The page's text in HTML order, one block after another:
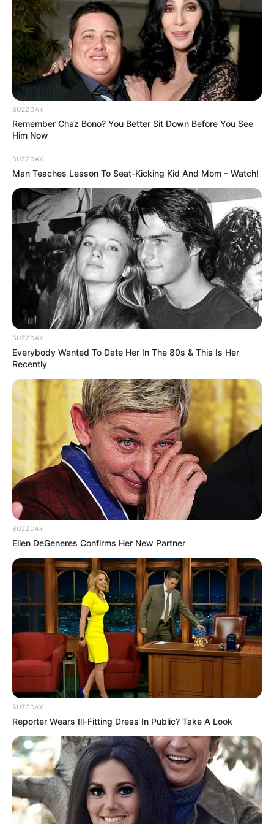
પહોંચીને હોટલનું કિચન સીલ કરી કાર્યવાહી હાથ
ધરવામાં આવી હતી.
BUZZDAY
Remember Chaz Bono? You Better Sit Down Before You See
Him Now
BUZZDAY
Man Teaches Lesson To Seat-Kicking Kid And Mom – Watch!
BUZZDAY
Everybody Wanted To Date Her In The 80s & This Is Her
Recently
BUZZDAY
Ellen DeGeneres Confirms Her New Partner
BUZZDAY
Reporter Wears Ill-Fitting Dress In Public? Take A Look